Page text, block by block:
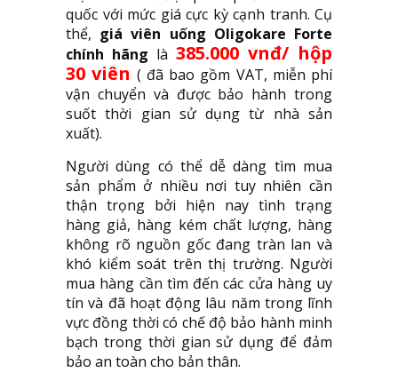
quốc với mức giá cực kỳ cạnh tranh. Cụ
thể, giá viên uống Oligokare Forte
chính hãng là 385.000 vnđ/ hộp
30 viên ( đã bao gồm VAT, miễn phí
vận chuyển và được bảo hành trong
suốt thời gian sử dụng từ nhà sản
xuất).
Người dùng có thể dễ dàng tìm mua
sản phẩm ở nhiều nơi tuy nhiên cần
thận trọng bởi hiện nay tình trạng
hàng giả, hàng kém chất lượng, hàng
không rõ nguồn gốc đang tràn lan và
khó kiểm soát trên thị trường. Người
mua hàng cần tìm đến các cửa hàng uy
tín và đã hoạt động lâu năm trong lĩnh
vực đồng thời có chế độ bảo hành minh
bạch trong thời gian sử dụng để đảm
bảo an toàn cho bản thân.